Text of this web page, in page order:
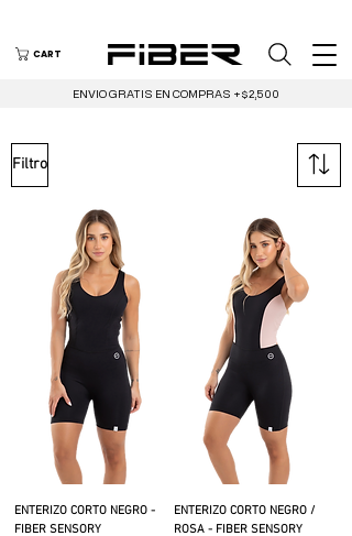
CART
ENVIO GRATIS EN COMPRAS +$2,500
Filtro
ENTERIZO CORTO NEGRO -
FIBER SENSORY
ENTERIZO CORTO NEGRO /
ROSA - FIBER SENSORY